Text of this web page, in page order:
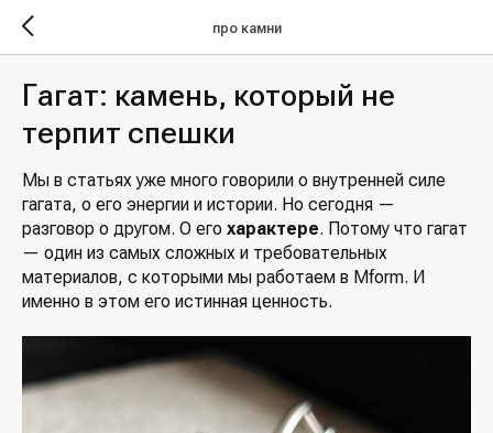
про камни
Гагат: камень, который не
терпит спешки
Мы в статьях уже много говорили о внутренней силе
гагата, о его энергии и истории. Но сегодня —
разговор о другом. О его характере. Потому что гагат
— один из самых сложных и требовательных
материалов, с которыми мы работаем в Mform. И
именно в этом его истинная ценность.